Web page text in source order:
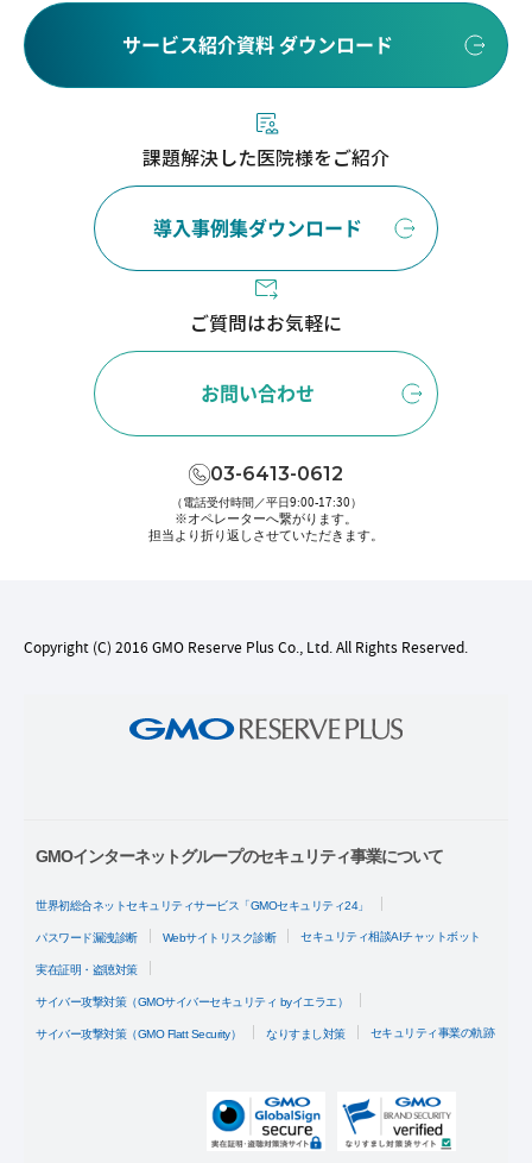
サービス紹介資料 ダウンロード
課題解決した医院様をご紹介
導入事例集ダウンロード
ご質問はお気軽に
お問い合わせ
03-6413-0612
（電話受付時間／平日9:00-17:30）
※オペレーターへ繋がります。
担当より折り返しさせていただきます。
Copyright (C) 2016 GMO Reserve Plus Co., Ltd. All Rights Reserved.
GMOインターネットグループのセキュリティ事業について
世界初総合ネットセキュリティサービス「GMOセキュリティ24」
パスワード漏洩診断 Webサイトリスク診断 セキュリティ相談AIチャットボット
実在証明・盗聴対策
サイバー攻撃対策（GMOサイバーセキュリティ byイエラエ）
サイバー攻撃対策（GMO Flatt Security） なりすまし対策 セキュリティ事業の軌跡